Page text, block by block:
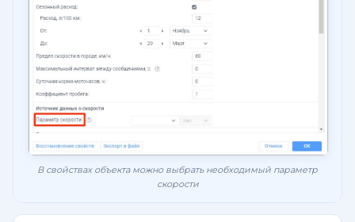
В свойствах объекта можно выбрать необходимый параметр
скорости